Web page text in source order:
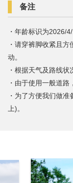
8:00 - 17:00
备注
・租借地点 : 留寿
假村酒店 GR服务
・请于17:00前归
・不能在留寿都
・没有路线向导。
等。
・还提供儿童专
备注
・年龄标识为2026/4/
・请穿裤脚收紧且
动。
・根据天气及路线状
・由于使用一般道路
・为了方便我们做
上)。